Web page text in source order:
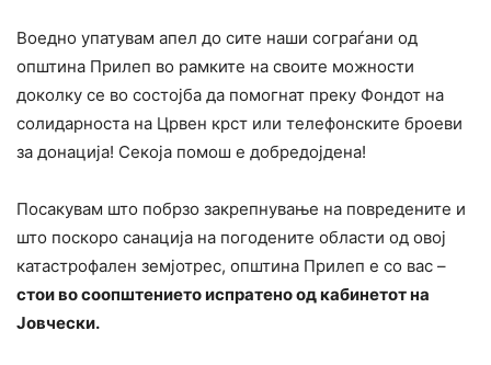
Воедно упатувам апел до сите наши сограѓани од
општина Прилеп во рамките на своите можности
доколку се во состојба да помогнат преку Фондот на
солидарноста на Црвен крст или телефонските броеви
за донација! Секоја помош е добредојдена!
Посакувам што побрзо закрепнување на повредените и
што поскоро санација на погодените области од овој
катастрофален земјотрес, општина Прилеп е со вас –
стои во соопштението испратено од кабинетот на
Јовчески.